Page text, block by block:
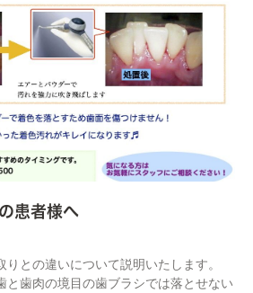
患者様へ
りとの違いについて説明いたします。
と歯肉の境目の歯ブラシでは落とせない